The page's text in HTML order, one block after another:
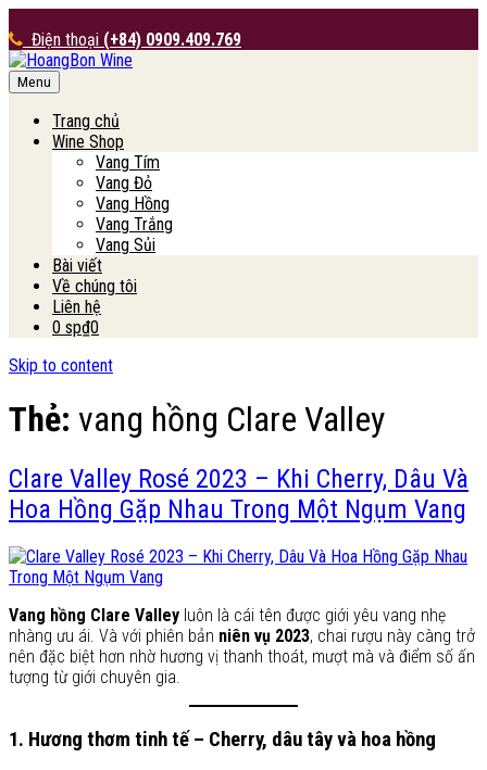
Điện thoại (+84) 0909.409.769
HoangBon Wine
Menu
Trang chủ
Wine Shop
Vang Tím
Vang Đỏ
Vang Hồng
Vang Trắng
Vang Sủi
Bài viết
Về chúng tôi
Liên hệ
0 sp₫0
Skip to content
Thẻ: vang hồng Clare Valley
Clare Valley Rosé 2023 – Khi Cherry, Dâu Và
Hoa Hồng Gặp Nhau Trong Một Ngụm Vang
Vang hồng Clare Valley luôn là cái tên được giới yêu vang nhẹ
nhàng ưu ái. Và với phiên bản niên vụ 2023, chai rượu này càng trở
nên đặc biệt hơn nhờ hương vị thanh thoát, mượt mà và điểm số ấn
tượng từ giới chuyên gia.
1. Hương thơm tinh tế – Cherry, dâu tây và hoa hồng